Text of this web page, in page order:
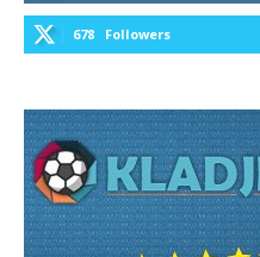
678 Followers